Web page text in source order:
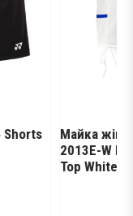
Майка жіноча Yonex
2013E-W Ladies
Top White